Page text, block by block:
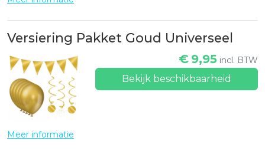
Versiering Pakket Goud Universeel
€ 9,95 incl. BTW
Bekijk beschikbaarheid
Meer informatie